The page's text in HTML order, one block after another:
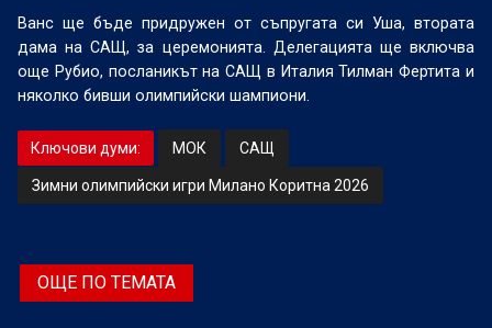
Ванс ще бъде придружен от съпругата си Уша, втората
дама на САЩ, за церемонията. Делегацията ще включва
още Рубио, посланикът на САЩ в Италия Тилман Фертита и
няколко бивши олимпийски шампиони.
Ключови думи: МОК САЩ
Зимни олимпийски игри Милано Коритна 2026
ОЩЕ ПО ТЕМАТА